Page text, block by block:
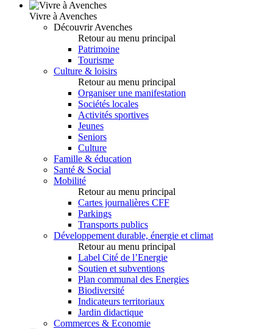
Vivre à Avenches
Découvrir Avenches
Retour au menu principal
Patrimoine
Tourisme
Culture & loisirs
Retour au menu principal
Organiser une manifestation
Sociétés locales
Activités sportives
Jeunes
Seniors
Culture
Famille & éducation
Santé & Social
Mobilité
Retour au menu principal
Cartes journalières CFF
Parkings
Transports publics
Développement durable, énergie et climat
Retour au menu principal
Label Cité de l’Energie
Soutien et subventions
Plan communal des Energies
Biodiversité
Indicateurs territoriaux
Jardin didactique
Commerces & Economie